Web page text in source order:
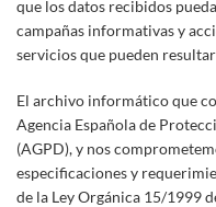
que los datos recibidos
campañas informativas y
servicios que pueden
El archivo informático que
Agencia Española de
(AGPD), y nos
especificaciones y
de la Ley Orgánica 15/1999